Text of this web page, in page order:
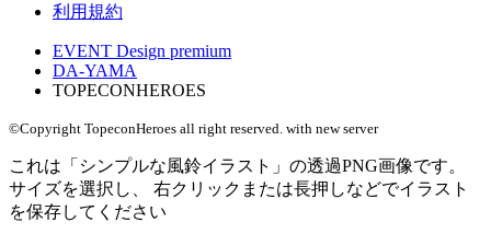
利用規約
EVENT Design premium
DA-YAMA
TOPECONHEROES
©Copyright TopeconHeroes all right reserved. with new server
これは「 シンプルな風鈴イラスト 」の透過PNG画像です。
サイズを選択し、 右クリックまたは長押しなどでイラスト
を保存してください